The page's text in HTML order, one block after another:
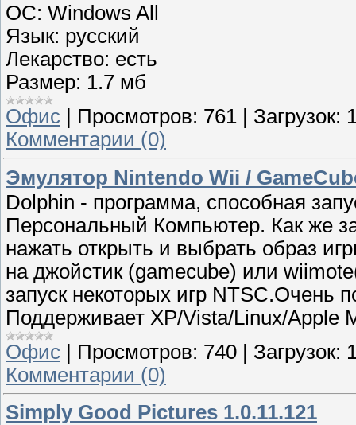
ОС: Windows All
Язык: русский
Лекарство: есть
Размер: 1.7 мб
Офис
Просмотров: 761 Загрузок:
Комментарии (0)
Эмулятор Nintendo Wii /
Dolphin - программа, способная
Персональный Компьютер. Как же
нажать открыть и выбрать образ
на джойстик (gamecube) или
запуск некоторых игр NTSC.Очень
Поддерживает XP/Vista/Linux/Apple
Офис | Просмотров: 740 | Загрузок:
Комментарии (0)
Simply Good Pictures 1.0.11.121